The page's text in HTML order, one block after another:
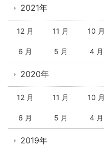
2021年
12 月 11 月 10 月
6 月 5 月 4 月
2020年
12 月 11 月 10 月
6 月 5 月 4 月
2019年